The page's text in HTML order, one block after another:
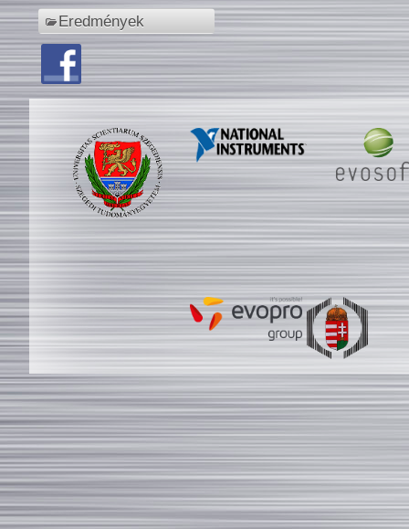
Eredmények